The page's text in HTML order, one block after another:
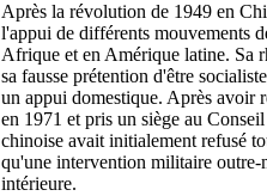
Après la révolution de 1949 en
l'appui de différents mouvements
Afrique et en Amérique latine. Sa
sa fausse prétention d'être
un appui domestique. Après avoir
en 1971 et pris un siège au
chinoise avait initialement refusé
qu'une intervention militaire
intérieure.